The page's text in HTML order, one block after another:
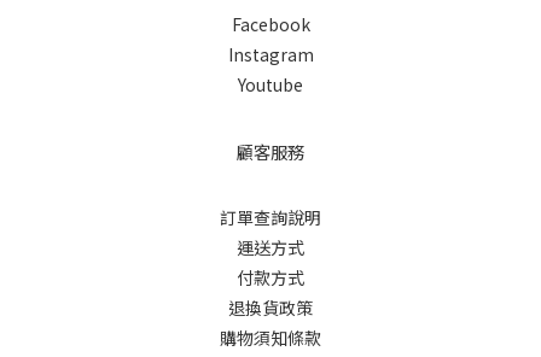
Facebook
Instagram
Youtube
顧客服務
訂單查詢說明
運送方式
付款方式
退換貨政策
購物須知條款